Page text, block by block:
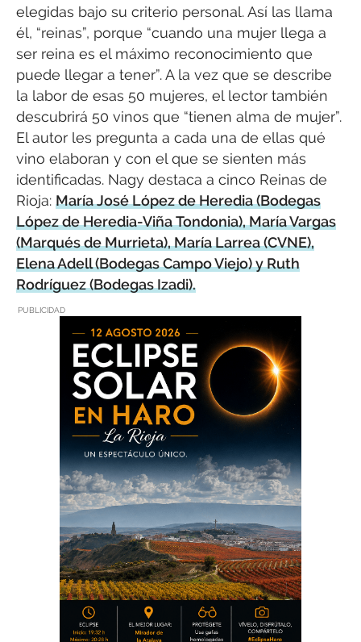
elegidas bajo su criterio personal. Así las llama
él, “reinas”, porque “cuando una mujer llega a
ser reina es el máximo reconocimiento que
puede llegar a tener”. A la vez que se describe
la labor de esas 50 mujeres, el lector también
descubrirá 50 vinos que “tienen alma de mujer”.
El autor les pregunta a cada una de ellas qué
vino elaboran y con el que se sienten más
identificadas. Nagy destaca a cinco Reinas de
Rioja: María José López de Heredia (Bodegas
López de Heredia-Viña Tondonia), María Vargas
(Marqués de Murrieta), María Larrea (CVNE),
Elena Adell (Bodegas Campo Viejo) y Ruth
Rodríguez (Bodegas Izadi).
PUBLICIDAD